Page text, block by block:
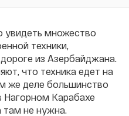
увидеть множество
техники,
из Азербайджана.
что техника едет на
же деле большинство
Нагорном Карабахе
там не нужна.